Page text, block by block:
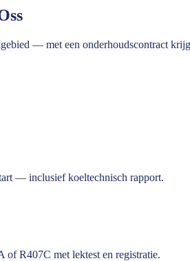
— met een onderhoudscontract
— inclusief koeltechnisch rapport.
R407C met lektest en registratie.